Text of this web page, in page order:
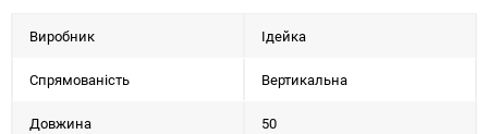
Виробник Ідейка
Спрямованість Вертикальна
Довжина 50